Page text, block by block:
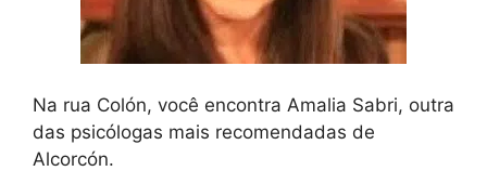
Na rua Colón, você encontra Amalia Sabri, outra
das psicólogas mais recomendadas de
Alcorcón.